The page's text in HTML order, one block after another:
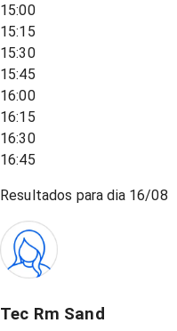
15:00
15:15
15:30
15:45
16:00
16:15
16:30
16:45
Resultados para dia 16/08
Tec Rm Sand